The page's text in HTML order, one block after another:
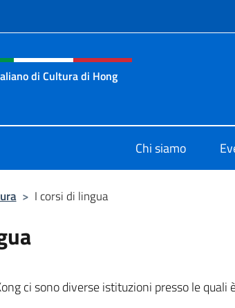
social e menù
di Cultura di Hong
Chi siamo
> I corsi di lingua
ci sono diverse istituzioni presso le quali